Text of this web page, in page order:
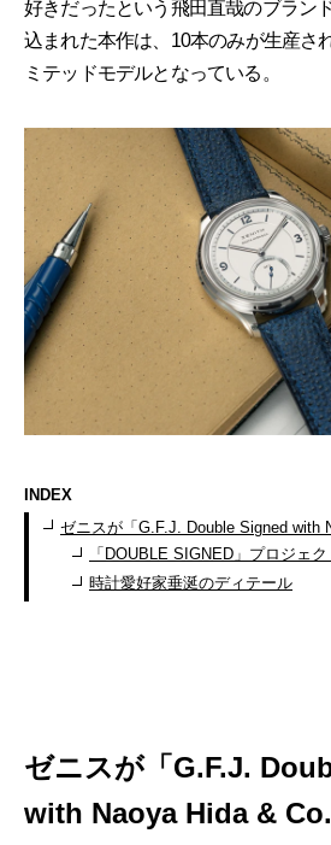
好きだったという飛田直哉のブラン
込まれた本作は、10本のみが生産さ
ミテッドモデルとなっている。
INDEX
ゼニスが「G.F.J. Double Signed with
「DOUBLE SIGNED」プロジェク
時計愛好家垂涎のディテール
ゼニスが「G.F.J.
with Naoya Hida &